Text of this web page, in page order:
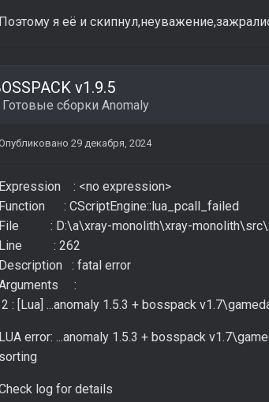
я её и
v1.9.5
Готовые сборки Anomaly
29 декабря, 2024
: <no expression>
: CScriptEngine::lua_pcall_failed
: D:\a\xray-monolith\xray-
: 262
: fatal error
:
: [Lua] ...anomaly 1.5.3 + bosspack
error: ...anomaly 1.5.3 + bosspack
log for details